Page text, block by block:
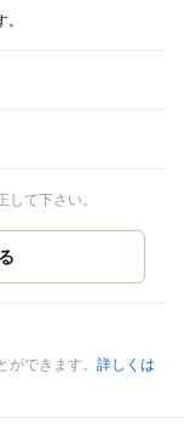
て下さい。
できます。 詳しくは